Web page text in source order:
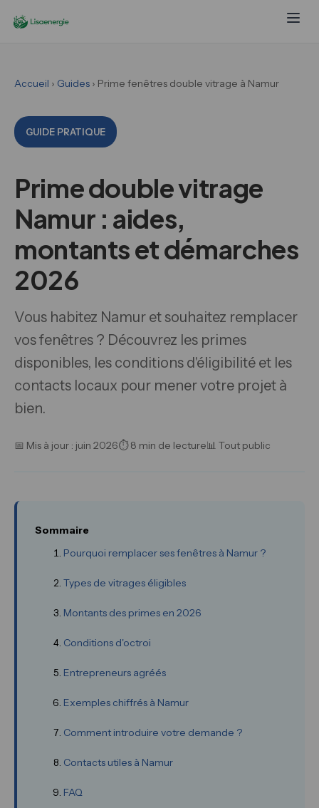
Accueil › Guides › Prime fenêtres double vitrage à Namur
GUIDE PRATIQUE
Prime double vitrage
Namur : aides,
montants et démarches
2026
Vous habitez Namur et souhaitez remplacer
vos fenêtres ? Découvrez les primes
disponibles, les conditions d'éligibilité et les
contacts locaux pour mener votre projet à
bien.
📅 Mis à jour : juin 2026⏱ 8 min de lecture📊 Tout public
Sommaire
Pourquoi remplacer ses fenêtres à Namur ?
Types de vitrages éligibles
Montants des primes en 2026
Conditions d'octroi
Entrepreneurs agréés
Exemples chiffrés à Namur
Comment introduire votre demande ?
Contacts utiles à Namur
FAQ